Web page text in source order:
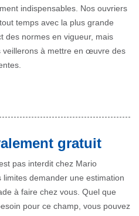
indispensables. Nos ouvriers
temps avec la plus grande
des normes en vigueur, mais
veillerons à mettre en œuvre des
gratuit
pas interdit chez Mario
demander une estimation
à faire chez vous. Quel que
pour ce champ, vous pouvez